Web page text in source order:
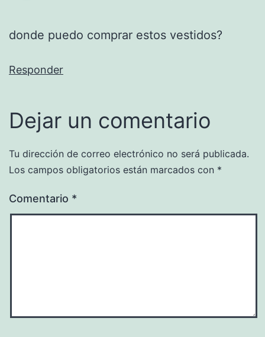
donde puedo comprar estos vestidos?
Responder
Dejar un comentario
Tu dirección de correo electrónico no será publicada.
Los campos obligatorios están marcados con *
Comentario *